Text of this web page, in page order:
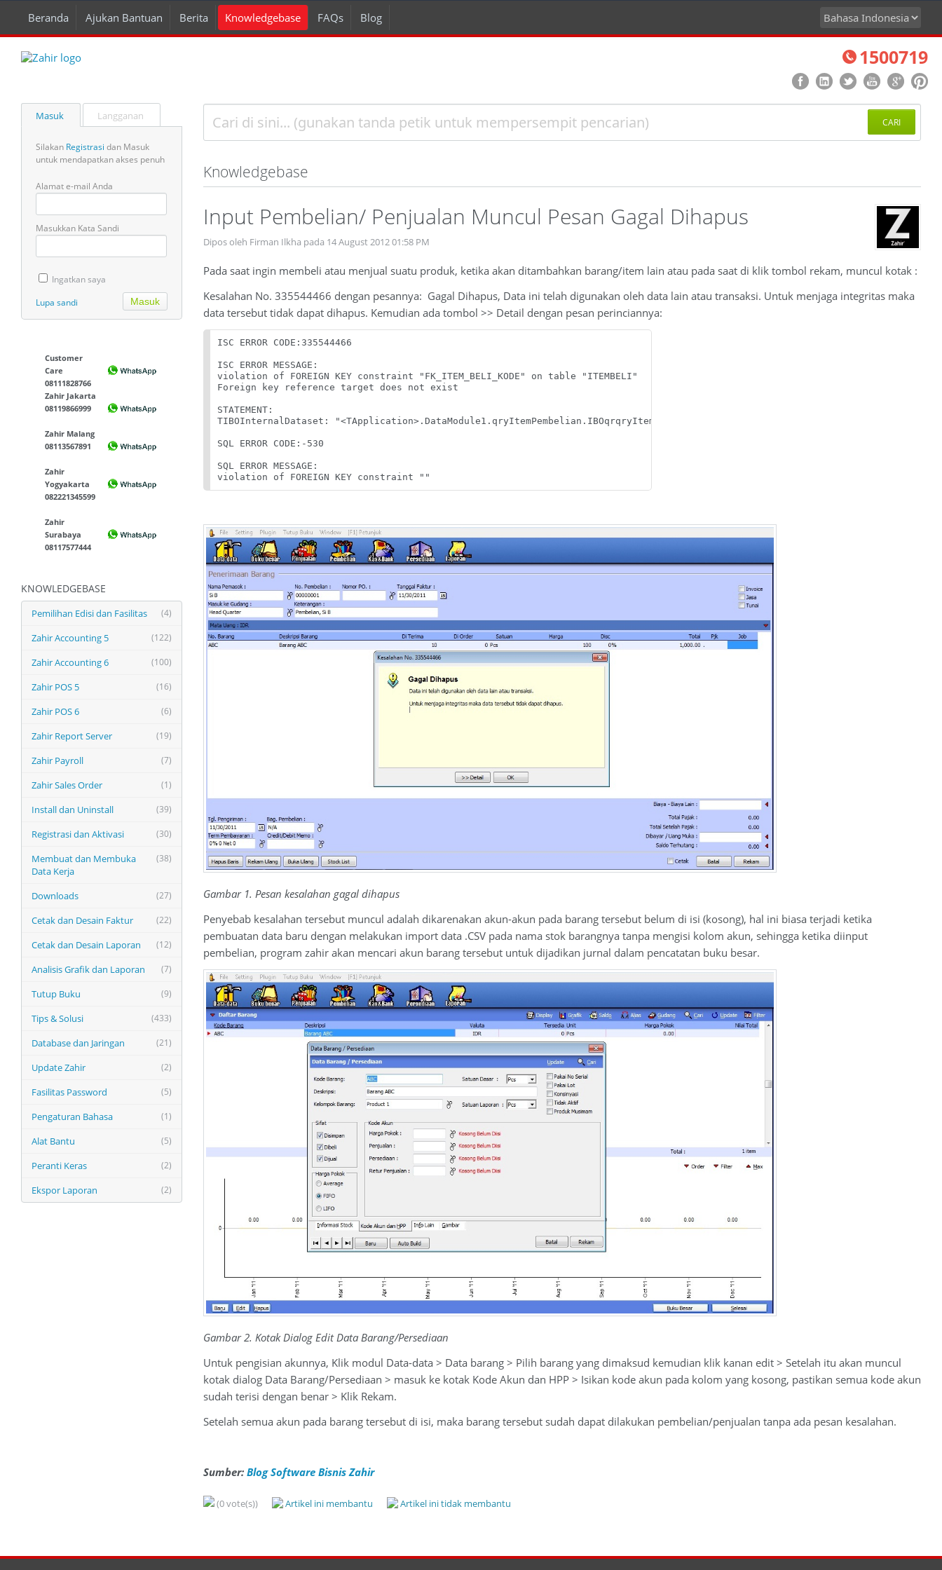
Beranda Ajukan Bantuan Berita Knowledgebase FAQs Blog
1500719
Masuk Langganan
Silakan Registrasi dan Masuk
untuk mendapatkan akses penuh
Alamat e-mail Anda
Masukkan Kata Sandi
Ingatkan saya
Lupa sandi
Customer
Care
08111828766
Zahir Jakarta
08119866999
Zahir Malang
08113567891
Zahir
Yogyakarta
082221345599
Zahir
Surabaya
08117577444
KNOWLEDGEBASE
(4)
Pemilihan Edisi dan Fasilitas
(122)
Zahir Accounting 5
(100)
Zahir Accounting 6
(16)
Zahir POS 5
(6)
Zahir POS 6
(19)
Zahir Report Server
(7)
Zahir Payroll
(1)
Zahir Sales Order
(39)
Install dan Uninstall
(30)
Registrasi dan Aktivasi
(38)
Membuat dan Membuka
Data Kerja
(27)
Downloads
(22)
Cetak dan Desain Faktur
(12)
Cetak dan Desain Laporan
(7)
Analisis Grafik dan Laporan
(9)
Tutup Buku
(433)
Tips & Solusi
(21)
Database dan Jaringan
(2)
Update Zahir
(5)
Fasilitas Password
(1)
Pengaturan Bahasa
(5)
Alat Bantu
(2)
Peranti Keras
(2)
Ekspor Laporan
CARI
Knowledgebase
Input Pembelian/ Penjualan Muncul Pesan Gagal Dihapus
Dipos oleh Firman Ilkha pada 14 August 2012 01:58 PM
Pada saat ingin membeli atau menjual suatu produk, ketika akan ditambahkan barang/item lain atau pada saat di klik tombol rekam, muncul kotak :
Kesalahan No. 335544466 dengan pesannya: Gagal Dihapus, Data ini telah digunakan oleh data lain atau transaksi. Untuk menjaga integritas maka
data tersebut tidak dapat dihapus. Kemudian ada tombol >> Detail dengan pesan perinciannya:
ISC ERROR CODE:335544466
ISC ERROR MESSAGE:
violation of FOREIGN KEY constraint "FK_ITEM_BELI_KODE" on table "ITEMBELI"
Foreign key reference target does not exist
STATEMENT:
TIBOInternalDataset: "<TApplication>.DataModule1.qryItemPembelian.IBOqrqryItemPembelian."
SQL ERROR CODE:-530
SQL ERROR MESSAGE:
violation of FOREIGN KEY constraint ""
Gambar 1. Pesan kesalahan gagal dihapus
Penyebab kesalahan tersebut muncul adalah dikarenakan akun-akun pada barang tersebut belum di isi (kosong), hal ini biasa terjadi ketika
pembuatan data baru dengan melakukan import data .CSV pada nama stok barangnya tanpa mengisi kolom akun, sehingga ketika diinput
pembelian, program zahir akan mencari akun barang tersebut untuk dijadikan jurnal dalam pencatatan buku besar.
Gambar 2. Kotak Dialog Edit Data Barang/Persediaan
Untuk pengisian akunnya, Klik modul Data-data > Data barang > Pilih barang yang dimaksud kemudian klik kanan edit > Setelah itu akan muncul
kotak dialog Data Barang/Persediaan > masuk ke kotak Kode Akun dan HPP > Isikan kode akun pada kolom yang kosong, pastikan semua kode akun
sudah terisi dengan benar > Klik Rekam.
Setelah semua akun pada barang tersebut di isi, maka barang tersebut sudah dapat dilakukan pembelian/penjualan tanpa ada pesan kesalahan.
Sumber: Blog Software Bisnis Zahir
(0 vote(s)) Artikel ini membantu Artikel ini tidak membantu